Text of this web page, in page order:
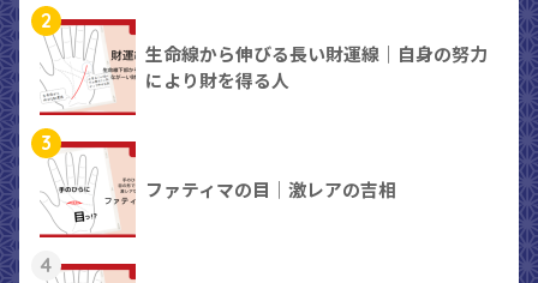
2
生命線から伸びる長い財運線｜自身の努力
により財を得る人
3
ファティマの目｜激レアの吉相
4